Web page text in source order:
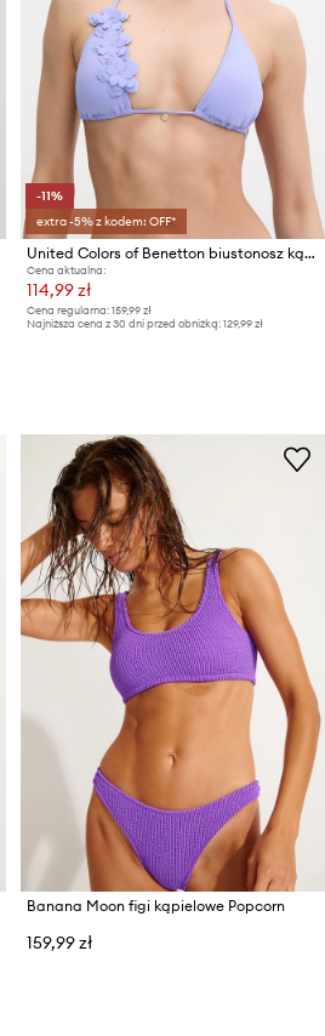
-11%
extra -5% z kodem: OFF*
United Colors of Benetton biustonosz kąpielowy damski
Cena aktualna:
114,99 zł
Cena regularna: 159,99 zł
Najniższa cena z 30 dni przed obniżką: 129,99 zł
Banana Moon figi kąpielowe Popcorn
159,99 zł